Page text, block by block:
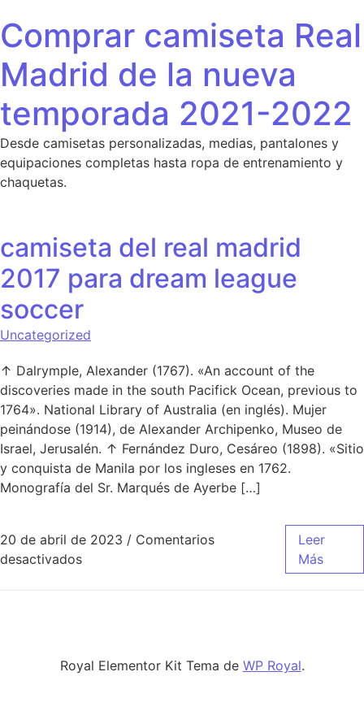
Comprar camiseta Real
Madrid de la nueva
temporada 2021-2022
Desde camisetas personalizadas, medias, pantalones y
equipaciones completas hasta ropa de entrenamiento y
chaquetas.
camiseta del real madrid
2017 para dream league
soccer
Uncategorized
↑ Dalrymple, Alexander (1767). «An account of the
discoveries made in the south Pacifick Ocean, previous to
1764». National Library of Australia (en inglés). Mujer
peinándose (1914), de Alexander Archipenko, Museo de
Israel, Jerusalén. ↑ Fernández Duro, Cesáreo (1898). «Sitio
y conquista de Manila por los ingleses en 1762.
Monografía del Sr. Marqués de Ayerbe […]
20 de abril de 2023 / Comentarios
desactivadosen camiseta del real madrid 2017 para
Leer
Más
Royal Elementor Kit Tema de WP Royal.